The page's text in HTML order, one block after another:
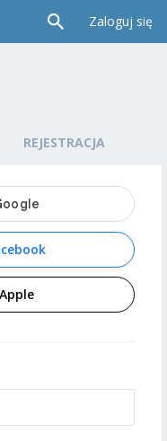
Zaloguj się
REJESTRACJA